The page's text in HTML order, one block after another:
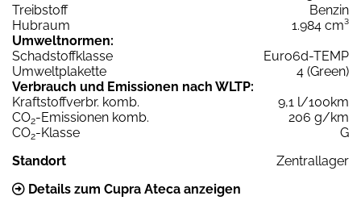
Treibstoff
Benzin
Hubraum
1.984 cm³
Umweltnormen:
Schadstoffklasse
Euro6d-TEMP
Umweltplakette
4 (Green)
Verbrauch und Emissionen nach WLTP:
Kraftstoffverbr. komb.
9,1 l/100km
CO2-Emissionen komb.
206 g/km
CO2-Klasse
G
Standort
Zentrallager
Details zum Cupra Ateca anzeigen